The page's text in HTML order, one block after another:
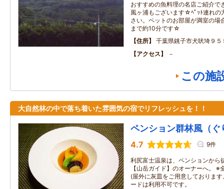
おすすめの魚料理の名店ご紹介で
風ヶ浦もございます☆ﾍﾟｯﾄ連れの
さい。ペットのお部屋が満室の場
まで約10分です☆
住所
千葉県銚子市犬吠埼９５
アクセス
－
この施
大自然林の中で落ち着いた雰囲気の宿でリフレッシュを！！
ペンション群林風（ぐ
4.7 9件
利尻富士温泉は、ペンションから
【山岳ガイド】のオーナーへ。
(屋外に灰皿をご用意しておりま
ードは利用不可です。